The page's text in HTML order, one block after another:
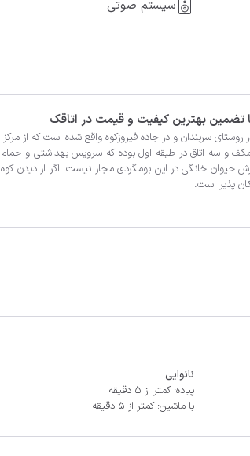
سیستم صوتی
نانوایی
پیاده: کمتر از 5 دقیقه
با ماشین: کمتر از 5 دقیقه